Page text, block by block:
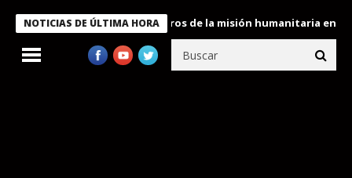
NOTICIAS DE ÚLTIMA HORA
condecora a miembros de la misión humanitaria enviada a